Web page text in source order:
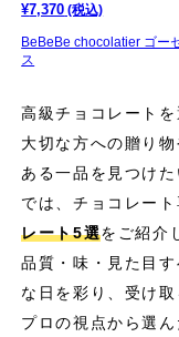
¥7,370 (税込)
BeBeBe chocolatier ゴー
ス
高級チョコレート
大切な方への贈り
ある一品を見つけ
では、チョコレー
レート5選をご紹介
品質・味・見た目
な日を彩り、受け
プロの視点から選